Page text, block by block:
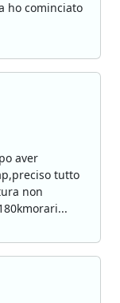
ho cominciato
aver
tutto
non